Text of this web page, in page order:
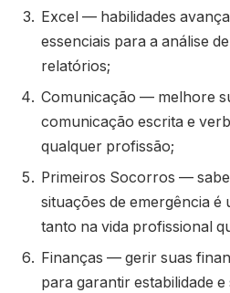
Excel — habilidades
essenciais para a análise
relatórios;
Comunicação — melhore
comunicação escrita e
qualquer profissão;
Primeiros Socorros —
situações de emergência é
tanto na vida profissional
Finanças — gerir suas
para garantir estabilidade